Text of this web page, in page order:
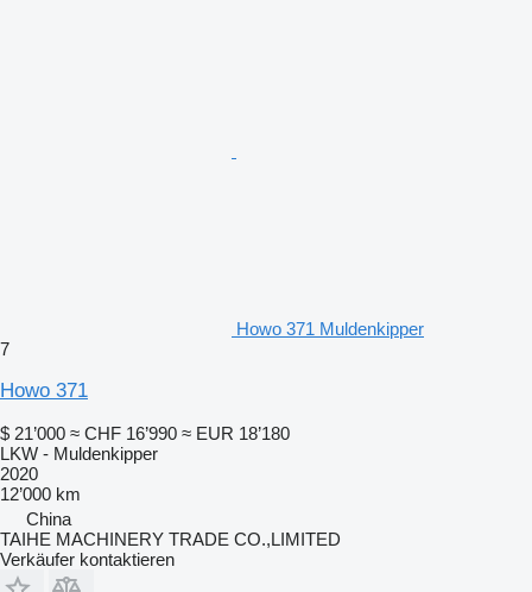
Howo 371 Muldenkipper
7
Howo 371
$ 21’000 ≈ CHF 16’990 ≈ EUR 18’180
LKW - Muldenkipper
2020
12’000 km
China
TAIHE MACHINERY TRADE CO.,LIMITED
Verkäufer kontaktieren